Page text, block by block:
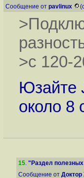
Сообщение от pavlinux
>с 120-
Юзайте
около 8
15. "Раздел
Сообщение от Доктор